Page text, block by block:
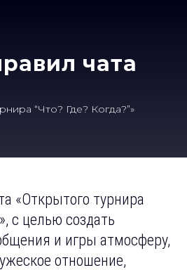
чата
“Что? Где? Когда?”»
«Открытого турнира
с целью создать
и игры атмосферу,
отношение,